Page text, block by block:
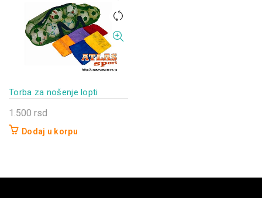
Torba za nošenje lopti
1.500 rsd
Dodaj u korpu